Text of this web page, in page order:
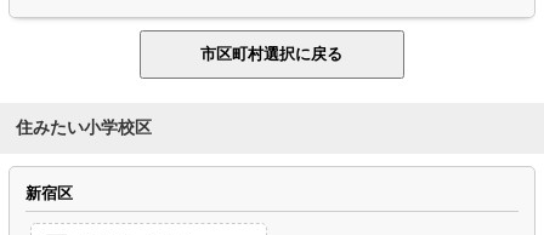
住みたい小学校区
新宿区